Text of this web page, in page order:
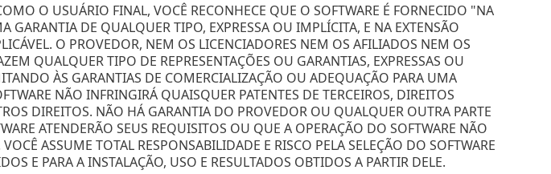
O USUÁRIO FINAL, VOCÊ RECONHECE QUE O SOFTWARE É FORNECIDO "NA
DE QUALQUER TIPO, EXPRESSA OU IMPLÍCITA, E NA EXTENSÃO
O PROVEDOR, NEM OS LICENCIADORES NEM OS AFILIADOS NEM OS
QUALQUER TIPO DE REPRESENTAÇÕES OU GARANTIAS, EXPRESSAS OU
ÀS GARANTIAS DE COMERCIALIZAÇÃO OU ADEQUAÇÃO PARA UMA
NÃO INFRINGIRÁ QUAISQUER PATENTES DE TERCEIROS, DIREITOS
DIREITOS. NÃO HÁ GARANTIA DO PROVEDOR OU QUALQUER OUTRA PARTE
ATENDERÃO SEUS REQUISITOS OU QUE A OPERAÇÃO DO SOFTWARE NÃO
ASSUME TOTAL RESPONSABILIDADE E RISCO PELA SELEÇÃO DO SOFTWARE
E PARA A INSTALAÇÃO, USO E RESULTADOS OBTIDOS A PARTIR DELE.